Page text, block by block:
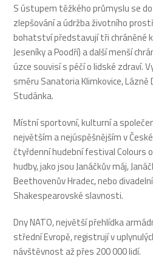
S ústupem těžkého průmyslu se
zlepšování a údržba životního
bohatství představují tři chráněné
Jeseníky a Poodří) a další menší
úzce souvisí s péčí o lidské zdraví.
směru Sanatoria Klimkovice, Lázně
Studánka.
Místní sportovní, kulturní a
největším a nejúspěšnějším v
čtyřdenní hudební festival Colours
hudby, jako jsou Janáčkův máj,
Beethovenův Hradec, nebo
Shakespearovské slavnosti.
Dny NATO, největší přehlídka
střední Evropě, registrují v
návštěvnost až přes 200 000 lidí.